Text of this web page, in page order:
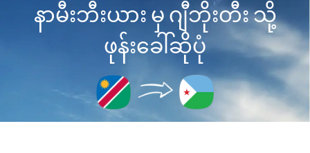
နာမီးဘီးယား မှ ဂျီဘိုးတီး သို့
ဖုန်းခေါ်ဆိုပုံ